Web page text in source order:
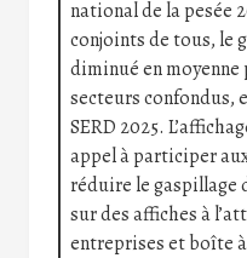
national de la pesée
conjoints de tous, le
diminué en moyenne
secteurs confondus,
SERD 2025.
appel à participer
réduire le gaspillage
sur des affiches à
entreprises et boîte